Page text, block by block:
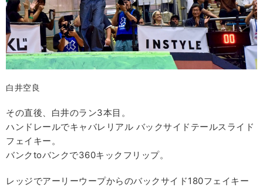
白井空良
その直後、白井のラン3本目。
ハンドレールでキャバレリアル バックサイドテールスライド
フェイキー。
バンクtoバンクで360キックフリップ。
レッジでアーリーウープからのバックサイド180フェイキー